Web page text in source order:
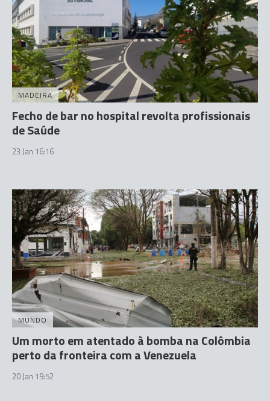
MADEIRA
Fecho de bar no hospital revolta profissionais
de Saúde
23 Jan 16:16
MUNDO
Um morto em atentado à bomba na Colômbia
perto da fronteira com a Venezuela
20 Jan 19:52